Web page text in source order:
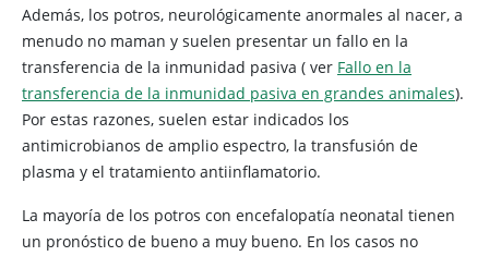
Además, los potros, neurológicamente anormales al nacer, a
menudo no maman y suelen presentar un fallo en la
transferencia de la inmunidad pasiva ( ver Fallo en la
transferencia de la inmunidad pasiva en grandes animales).
Por estas razones, suelen estar indicados los
antimicrobianos de amplio espectro, la transfusión de
plasma y el tratamiento antiinflamatorio.
La mayoría de los potros con encefalopatía neonatal tienen
un pronóstico de bueno a muy bueno. En los casos no